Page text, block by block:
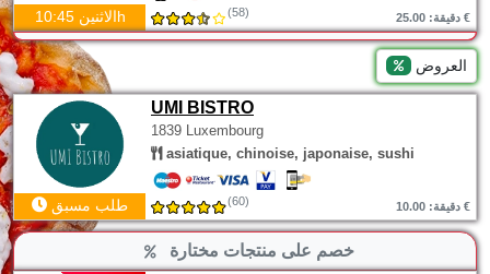
الاثنين 10:45h (58) دقيقة: 25.00 €
العروض
UMI BISTRO
1839 Luxembourg
asiatique, chinoise, japonaise, sushi
طلب مسبق (60) دقيقة: 10.00 €
خصم على منتجات مختارة